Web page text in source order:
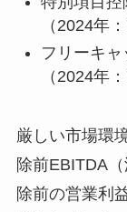
（2024年
フリーキ
（2024年
厳しい市場環
除前EBITDA
除前の営業利